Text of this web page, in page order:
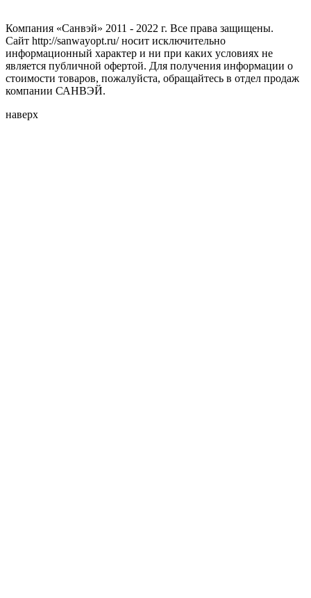
Компания «Санвэй» 2011 - 2022 г. Все права защищены.
Сайт http://sanwayopt.ru/ носит исключительно
информационный характер и ни при каких условиях не
является публичной офертой. Для получения информации о
стоимости товаров, пожалуйста, обращайтесь в отдел продаж
компании САНВЭЙ.
наверх